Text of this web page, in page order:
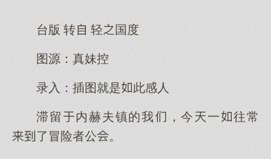
台版 转 轻国度
图源：真妹控
录入：插图就是此感人
滞留内赫夫镇的我，今一往常
了冒险者公。